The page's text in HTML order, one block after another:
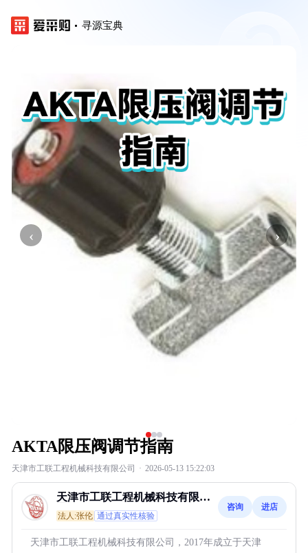
寻源宝典
‹ ›
AKTA限压阀调节指南
天津市工联工程机械科技有限公司 · 2026-05-13 15:22:03
天津市工联工程机械科技有限公
司
法人:张伦 通过真实性核验
咨询 进店
天津市工联工程机械科技有限公司，2017年成立于天津